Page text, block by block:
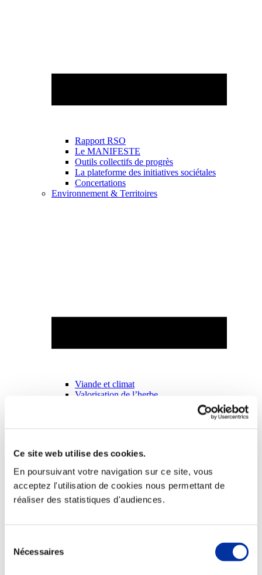
Ce site web utilise des cookies.
En poursuivant votre navigation sur ce site, vous
acceptez l'utilisation de cookies nous permettant de
réaliser des statistiques d'audiences.
Nécessaires
Rapport RSO
Le MANIFESTE
Outils collectifs de progrès
La plateforme des initiatives sociétales
Concertations
Environnement & Territoires
Viande et climat
Valorisation de l’herbe